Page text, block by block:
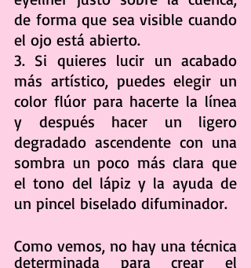
de forma que sea visible cuando
el ojo está abierto.
3. Si quieres lucir un acabado
más artístico, puedes elegir un
color flúor para hacerte la línea
y después hacer un ligero
degradado ascendente con una
sombra un poco más clara que
el tono del lápiz y la ayuda de
un pincel biselado difuminador.
Como vemos, no hay una técnica
determinada para crear el